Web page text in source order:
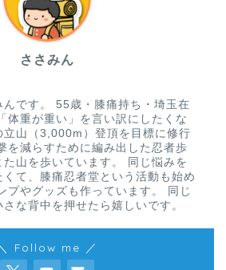
ささみん
んです。 55歳・膝痛持ち・埼玉在
体重が重い」を言い訳にしたくな
立山（3,000m）登頂を目標に修行
を減らすために編み出した忍者歩
た山を歩いています。 同じ悩みを
て、膝痛忍者堂という活動も始め
プやグッズも作っています。 同じ
な背中を押せたら嬉しいです。
Follow me ／